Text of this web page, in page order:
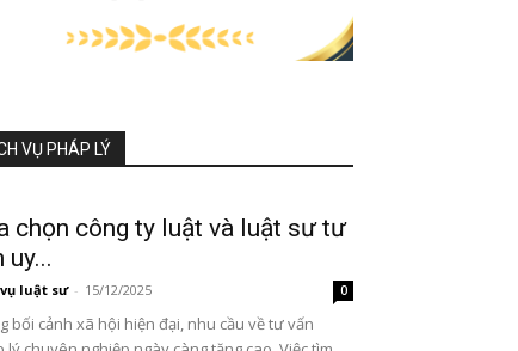
VỤ PHÁP LÝ
chọn công ty luật và luật sư tư
uy...
luật sư - 15/12/2025 0
bối cảnh xã hội hiện đại, nhu cầu về tư vấn